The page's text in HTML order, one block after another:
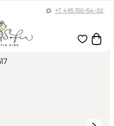
+7 495 150-54-02